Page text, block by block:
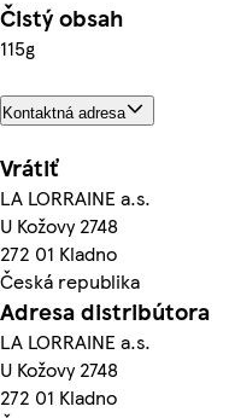
Čistý obsah
115g
Kontaktná adresa
Vrátiť
LA LORRAINE a.s.
U Kožovy 2748
272 01 Kladno
Česká republika
Adresa distribútora
LA LORRAINE a.s.
U Kožovy 2748
272 01 Kladno